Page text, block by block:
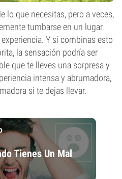
lo que necesitas, pero a veces,
tumbarse en un lugar
Y si combinas esto
la sensación podría ser
que te lleves una sorpresa y
intensa y abrumadora,
si te dejas llevar.
Tienes Un Mal